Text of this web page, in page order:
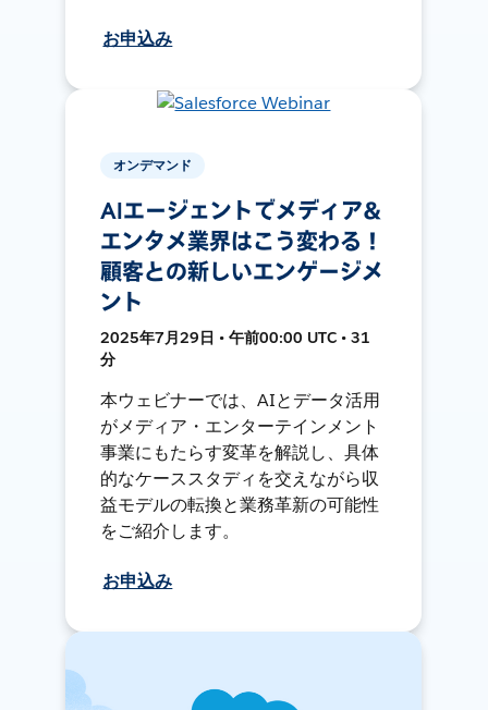
お申込み
オンデマンド
AIエージェントでメディア＆
エンタメ業界はこう変わる！
顧客との新しいエンゲージメ
ント
2025年7月29日 • 午前00:00 UTC • 31
分
本ウェビナーでは、AIとデータ活用
がメディア・エンターテインメント
事業にもたらす変革を解説し、具体
的なケーススタディを交えながら収
益モデルの転換と業務革新の可能性
をご紹介します。
お申込み